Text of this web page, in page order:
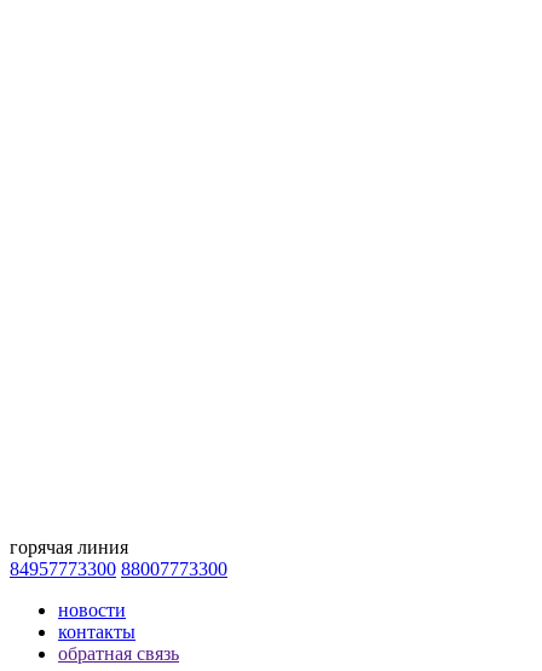
горячая линия
84957773300 88007773300
новости
контакты
обратная связь